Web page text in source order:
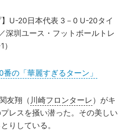
】U-20日本代表 3－0 U-20タイ
深圳ユース・フットボールトレ
番の「華麗すぎるターン」
友翔（ 川崎フロンターレ ）がキ
レスを掻い潜った。その美しい
りしている。